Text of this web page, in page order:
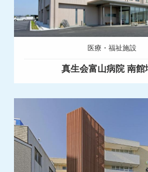
医療・福祉施設
真生会富山病院 南館